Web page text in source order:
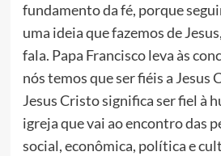
fundamento da fé, porque
uma ideia que fazemos de
fala. Papa Francisco leva às
nós temos que ser fiéis a Jesus
Jesus Cristo significa ser fiel à
igreja que vai ao encontro das
social, econômica, política e